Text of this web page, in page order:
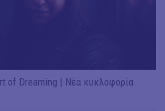
of Dreaming | Νέα κυκλοφορία